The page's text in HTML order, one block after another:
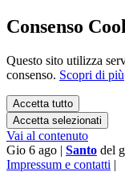
Consenso
Questo sito utilizza
consenso. Scopri di più
Accetta tutto
Accetta selezionati
Vai al contenuto
Gio 6 ago | Santo del
Impressum e contatti |